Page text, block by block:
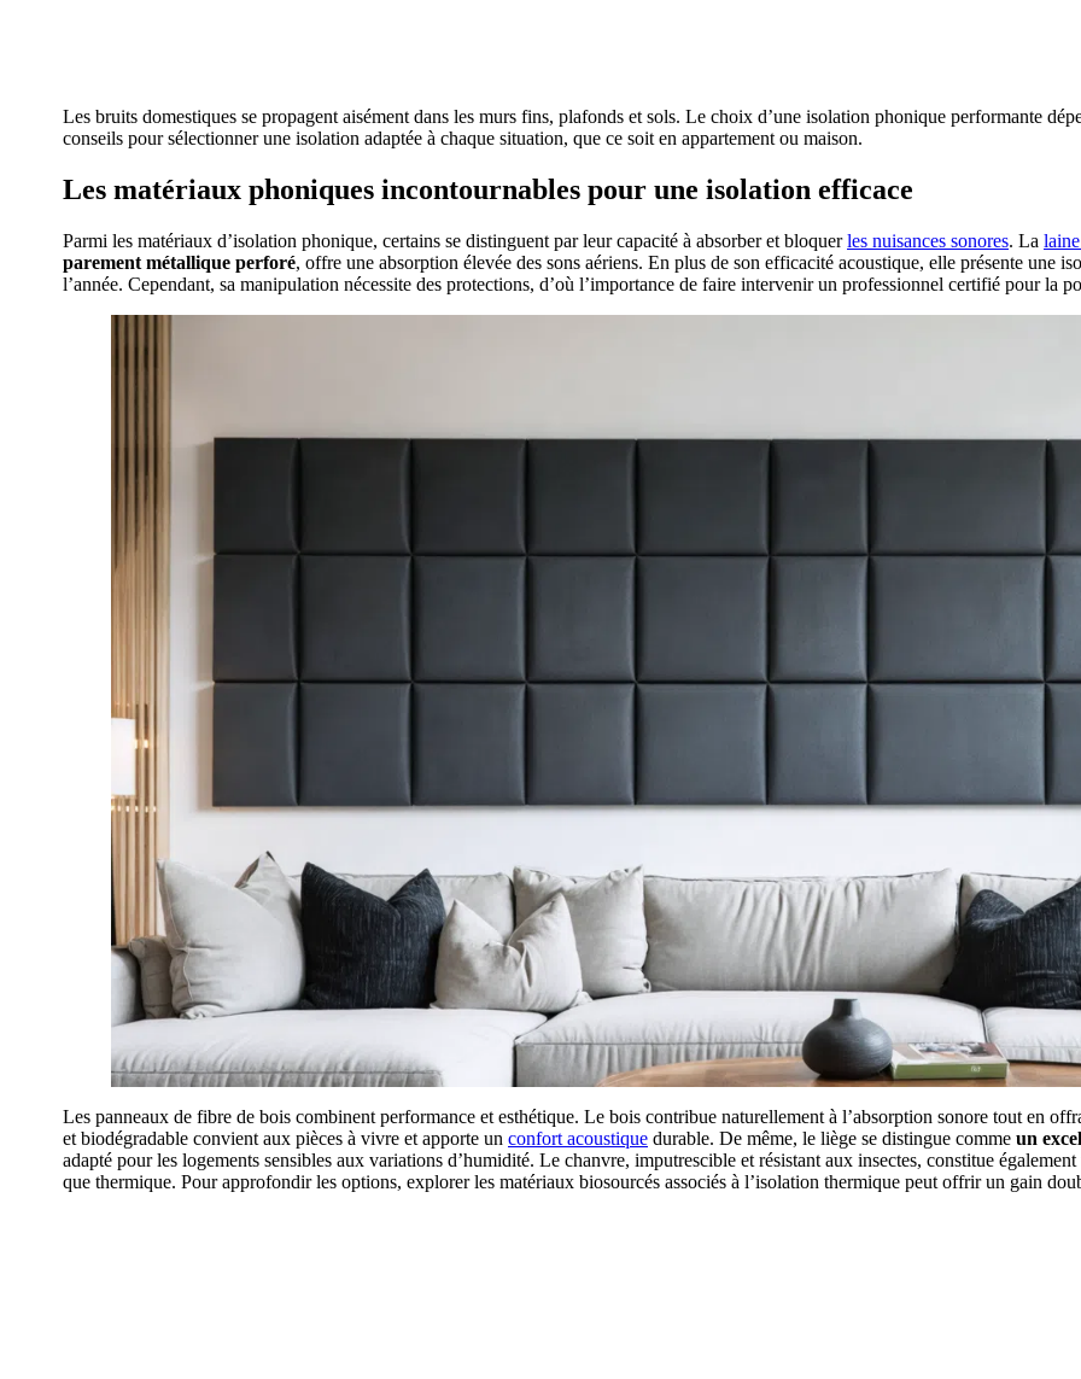
Les bruits domestiques se propagent aisément dans les murs fins, plafonds et sols. Le choix d’une isolation phonique performante
conseils pour sélectionner une isolation adaptée à chaque situation, que ce soit en appartement ou maison.
Les matériaux phoniques incontournables pour une isolation efficace
Parmi les matériaux d’isolation phonique, certains se distinguent par leur capacité à absorber et bloquerles nuisances sonores. La
parement métallique perforé, offre une absorption élevée des sons aériens. En plus de son efficacité acoustique, elle présente une
l’année. Cependant, sa manipulation nécessite des protections, d’où l’importance de faire intervenir un professionnel certifié pour la
Les panneaux de fibre de bois combinent performance et esthétique. Le bois contribue naturellement à l’absorption sonore tout en
et biodégradable convient aux pièces à vivre et apporte un confort acoustique durable. De même, le liège se distingue comme un
adapté pour les logements sensibles aux variations d’humidité. Le chanvre, imputrescible et résistant aux insectes, constitue
que thermique. Pour approfondir les options, explorer les matériaux biosourcés associés à l’isolation thermique peut offrir un gain